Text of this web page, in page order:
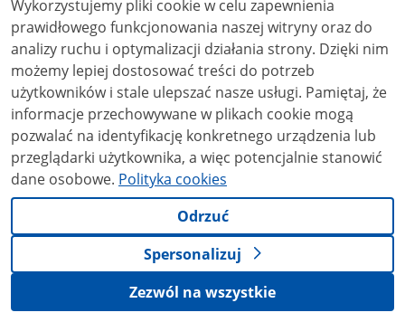
102/2021/Z w sprawie
wprowadzenia "Warunków
monitorowania i nadzoru nad
uprawą tytoniu oraz produkcją i
zbyciem surowca tytoniowego"
Zarządzenie nr 130/2021/Z w
sprawie wprowadzenia "Regulaminu
Serwisu Polska Smakuje"
Zarządzenie nr 150/2021/Z
zmieniające zarządzenie nr
27/2021/Z w sprawie powołania
zespołu do spraw realizacji projektu
„Paszportyzacja Polskiej Żywności”
Wykorzystujemy pliki cookie w celu zapewnienia
prawidłowego funkcjonowania naszej witryny oraz do
analizy ruchu i optymalizacji działania strony. Dzięki nim
możemy lepiej dostosować treści do potrzeb
użytkowników i stale ulepszać nasze usługi. Pamiętaj, że
informacje przechowywane w plikach cookie mogą
pozwalać na identyfikację konkretnego urządzenia lub
przeglądarki użytkownika, a więc potencjalnie stanowić
dane osobowe. Polityka cookies
Odrzuć
Spersonalizuj
Zezwól na wszystkie